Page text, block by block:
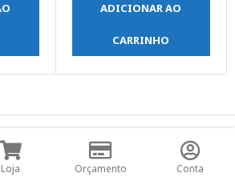
ADICIONAR AO
CARRINHO
Ferramentas - Todos os Direitos
por UNO Studio Digital.
Loja Orçamento Conta